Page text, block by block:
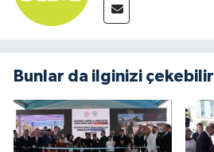
Bunlar da ilginizi çekebilir